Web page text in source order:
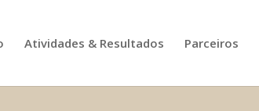
Atividades & Resultados Parceiros